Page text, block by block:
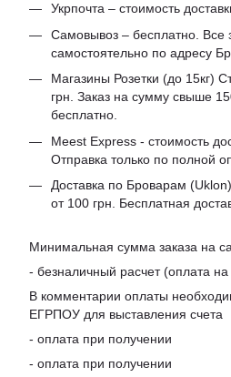
Укрпочта – стоимость
Самовывоз – бесплатно. Все
самостоятельно по адресу
Магазины Розетки (до 15кг)
грн. Заказ на сумму свыше
бесплатно.
Meest Express - стоимость
Отправка только по полной
Доставка по Броварам
от 100 грн. Бесплатная
Минимальная сумма заказа на
- безналичный расчет (оплата на
В комментарии оплаты
ЕГРПОУ для выставления счета
- оплата при получении
- оплата при получении